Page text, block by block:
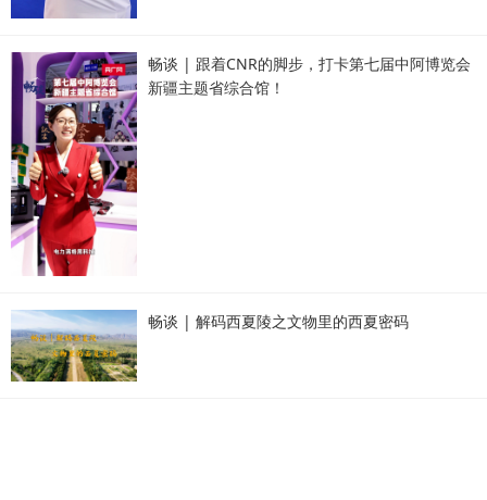
畅谈 | 跟着CNR的脚步，打卡第七届中阿博览会
新疆主题省综合馆！
畅谈 | 解码西夏陵之文物里的西夏密码